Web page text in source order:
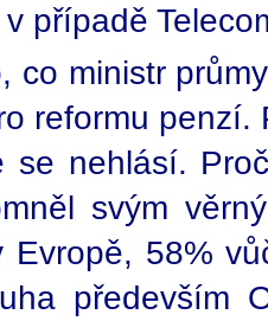
případě
co ministr
reformu penzí.
se nehlásí.
svým
Evropě, 58%
především